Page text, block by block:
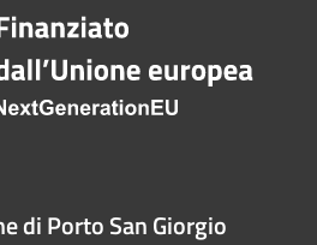
di Porto San Giorgio